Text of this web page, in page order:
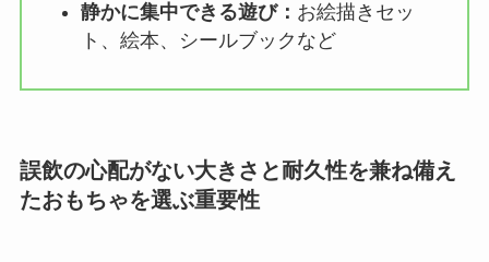
静かに集中できる遊び： お絵描きセッ
ト、絵本、シールブックなど
誤飲の心配がない大きさと耐久性を兼ね備え
たおもちゃを選ぶ重要性